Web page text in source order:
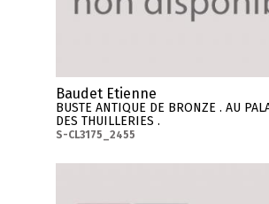
Baudet Etienne
BUSTE ANTIQUE DE BRONZE . AU
DES THUILLERIES .
S-CL3175_2455